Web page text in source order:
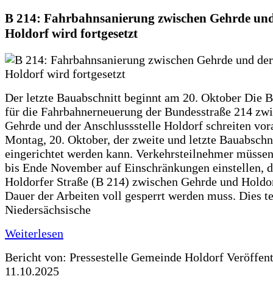
B 214: Fahrbahnsanierung zwischen Gehrde
Holdorf wird fortgesetzt
Der letzte Bauabschnitt beginnt am 20. Oktober Die
für die Fahrbahnerneuerung der Bundesstraße 214
Gehrde und der Anschlussstelle Holdorf schreiten
Montag, 20. Oktober, der zweite und letzte
eingerichtet werden kann. Verkehrsteilnehmer
bis Ende November auf Einschränkungen einstellen,
Holdorfer Straße (B 214) zwischen Gehrde und
Dauer der Arbeiten voll gesperrt werden muss. Dies
Niedersächsische
Weiterlesen
Bericht von: Pressestelle Gemeinde Holdorf
11.10.2025